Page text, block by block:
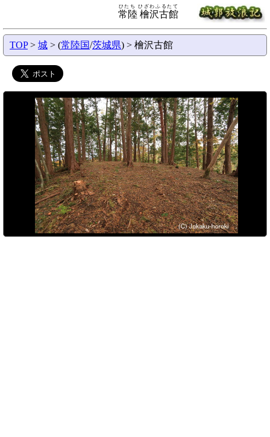
常陸 檜沢古館
ひたち ひざわふるたて
TOP> 城 > (常陸国/茨城県) > 檜沢古館